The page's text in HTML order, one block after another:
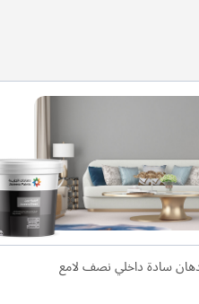
سادة داخلي نصف لامع